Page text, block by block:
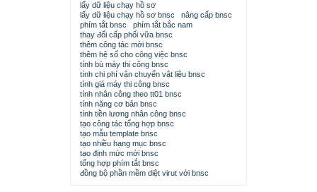
lấy dữ liệu chạy hồ sơ
lấy dữ liệu chạy hồ sơ bnsc
nâng cấp bnsc
phím tắt bnsc
phím tắt bắc nam
thay đổi cấp phối vữa bnsc
thêm công tác mới bnsc
thêm hệ số cho công việc bnsc
tính bù máy thi công bnsc
tính chi phí vận chuyển vật liệu bnsc
tính giá máy thi công bnsc
tính nhân công theo tt01 bnsc
tính năng cơ bản bnsc
tính tiền lương nhân công bnsc
tạo công tác tổng hợp bnsc
tạo mẫu template bnsc
tạo nhiều hạng mục bnsc
tạo định mức mới bnsc
tổng hợp phím tắt bnsc
đồng bộ phần mềm diệt virut với bnsc